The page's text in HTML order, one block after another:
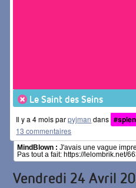
Le Saint des Seins
Il y a 4 mois parpyjman dans
13 commentaires
MindBlown : J'avais une vague
Pas tout a fait: https://lelombrik.net/
Vendredi 24 Avril